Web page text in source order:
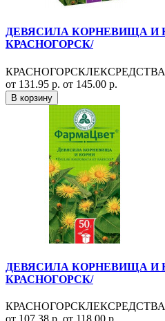
ДЕВЯСИЛА КОРНЕВИЩА И
КРАСНОГОРСК/
КРАСНОГОРСКЛЕКСРЕДСТВА
от 131.95 р. от 145.00 р.
В корзину
ДЕВЯСИЛА КОРНЕВИЩА И
КРАСНОГОРСК/
КРАСНОГОРСКЛЕКСРЕДСТВА